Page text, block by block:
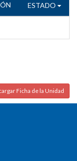
ESTADO
Ficha de la Unidad